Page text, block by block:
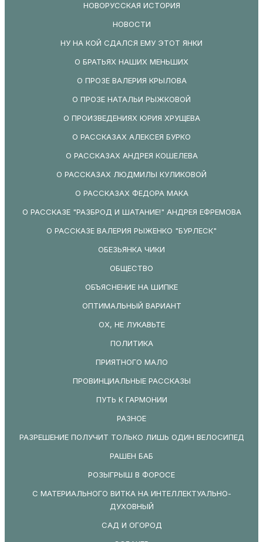
НОВОРУССКАЯ ИСТОРИЯ
НОВОСТИ
НУ НА КОЙ СДАЛСЯ ЕМУ ЭТОТ ЯНКИ
О БРАТЬЯХ НАШИХ МЕНЬШИХ
О ПРОЗЕ ВАЛЕРИЯ КРЫЛОВА
О ПРОЗЕ НАТАЛЬИ РЫЖКОВОЙ
О ПРОИЗВЕДЕНИЯХ ЮРИЯ ХРУЩЕВА
О РАССКАЗАХ АЛЕКСЕЯ БУРКО
О РАССКАЗАХ АНДРЕЯ КОШЕЛЕВА
О РАССКАЗАХ ЛЮДМИЛЫ КУЛИКОВОЙ
О РАССКАЗАХ ФЕДОРА МАКА
О РАССКАЗЕ "РАЗБРОД И ШАТАНИЕ!" АНДРЕЯ ЕФРЕМОВА
О РАССКАЗЕ ВАЛЕРИЯ РЫЖЕНКО "БУРЛЕСК"
ОБЕЗЬЯНКА ЧИКИ
ОБЩЕСТВО
ОБЪЯСНЕНИЕ НА ШИПКЕ
ОПТИМАЛЬНЫЙ ВАРИАНТ
ОХ, НЕ ЛУКАВЬТЕ
ПОЛИТИКА
ПРИЯТНОГО МАЛО
ПРОВИНЦИАЛЬНЫЕ РАССКАЗЫ
ПУТЬ К ГАРМОНИИ
РАЗНОЕ
РАЗРЕШЕНИЕ ПОЛУЧИТ ТОЛЬКО ЛИШЬ ОДИН ВЕЛОСИПЕД
РАШЕН БАБ
РОЗЫГРЫШ В ФОРОСЕ
С МАТЕРИАЛЬНОГО ВИТКА НА ИНТЕЛЛЕКТУАЛЬНО-
ДУХОВНЫЙ
САД И ОГОРОД